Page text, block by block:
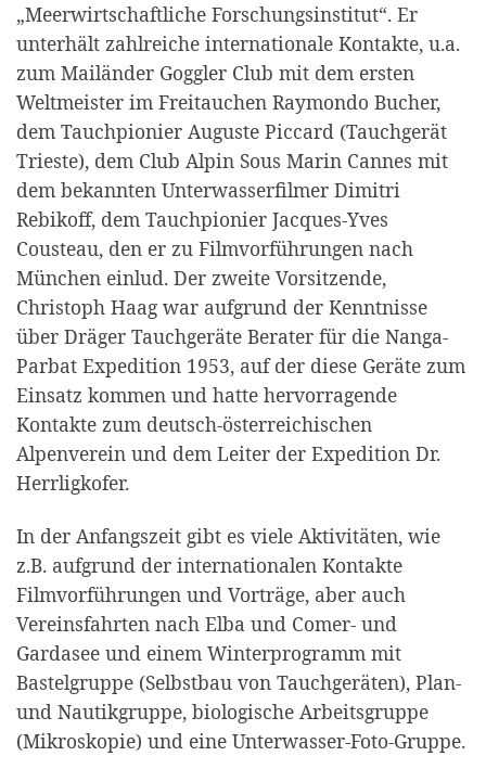
„Meerwirtschaftliche Forschungsinstitut“. Er
unterhält zahlreiche internationale Kontakte, u.a.
zum Mailänder Goggler Club mit dem ersten
Weltmeister im Freitauchen Raymondo Bucher,
dem Tauchpionier Auguste Piccard (Tauchgerät
Trieste), dem Club Alpin Sous Marin Cannes mit
dem bekannten Unterwasserfilmer Dimitri
Rebikoff, dem Tauchpionier Jacques-Yves
Cousteau, den er zu Filmvorführungen nach
München einlud. Der zweite Vorsitzende,
Christoph Haag war aufgrund der Kenntnisse
über Dräger Tauchgeräte Berater für die Nanga-
Parbat Expedition 1953, auf der diese Geräte zum
Einsatz kommen und hatte hervorragende
Kontakte zum deutsch-österreichischen
Alpenverein und dem Leiter der Expedition Dr.
Herrligkofer.
In der Anfangszeit gibt es viele Aktivitäten, wie
z.B. aufgrund der internationalen Kontakte
Filmvorführungen und Vorträge, aber auch
Vereinsfahrten nach Elba und Comer- und
Gardasee und einem Winterprogramm mit
Bastelgruppe (Selbstbau von Tauchgeräten), Plan-
und Nautikgruppe, biologische Arbeitsgruppe
(Mikroskopie) und eine Unterwasser-Foto-Gruppe.